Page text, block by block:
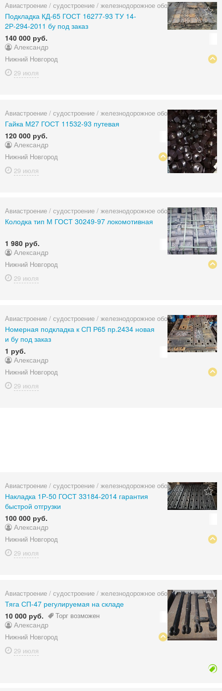
Авиастроение / судостроение / железнодорожное оборудование
Подкладка КД-65 ГОСТ 16277-93 ТУ 14-
2Р-294-2011 бу под заказ
140 000 руб.
Александр
Нижний Новгород
29 июля
Авиастроение / судостроение / железнодорожное оборудование
Гайка М27 ГОСТ 11532-93 путевая
120 000 руб.
Александр
Нижний Новгород
29 июля
Авиастроение / судостроение / железнодорожное оборудование
Колодка тип М ГОСТ 30249-97 локомотивная
1 980 руб.
Александр
Нижний Новгород
29 июля
Авиастроение / судостроение / железнодорожное оборудование
Номерная подкладка к СП Р65 пр.2434 новая
и бу под заказ
1 руб.
Александр
Нижний Новгород
29 июля
Авиастроение / судостроение / железнодорожное оборудование
Накладка 1Р-50 ГОСТ 33184-2014 гарантия
быстрой отгрузки
100 000 руб.
Александр
Нижний Новгород
29 июля
Авиастроение / судостроение / железнодорожное оборудование
Тяга СП-47 регулируемая на складе
10 000 руб.
Торг возможен
Александр
Нижний Новгород
29 июля